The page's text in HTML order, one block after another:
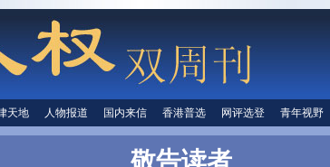
天地 人物报道 国内来信 香港普选 网评选登 青年视野
敬告读者
法律天地 人物报道 国内来信 香港普选 网评选登 青年
首页 关于我们 投稿信箱